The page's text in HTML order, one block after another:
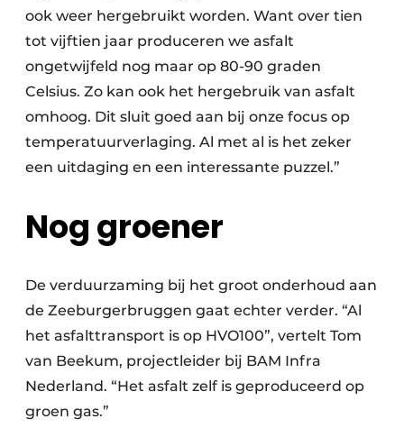
ook weer hergebruikt worden. Want over tien
tot vijftien jaar produceren we asfalt
ongetwijfeld nog maar op 80-90 graden
Celsius. Zo kan ook het hergebruik van asfalt
omhoog. Dit sluit goed aan bij onze focus op
temperatuurverlaging. Al met al is het zeker
een uitdaging en een interessante puzzel.”
Nog groener
De verduurzaming bij het groot onderhoud aan
de Zeeburgerbruggen gaat echter verder. “Al
het asfalttransport is op HVO100”, vertelt Tom
van Beekum, projectleider bij BAM Infra
Nederland. “Het asfalt zelf is geproduceerd op
groen gas.”